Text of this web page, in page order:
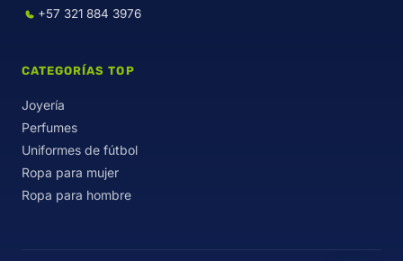
+57 321 884 3976
CATEGORÍAS TOP
Joyería
Perfumes
Uniformes de fútbol
Ropa para mujer
Ropa para hombre